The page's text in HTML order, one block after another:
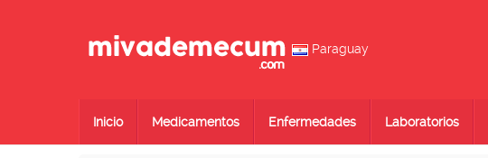
Paraguay
Inicio Medicamentos Enfermedades Laboratorios